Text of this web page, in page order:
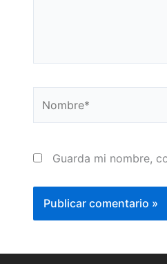
Guarda mi nombre,